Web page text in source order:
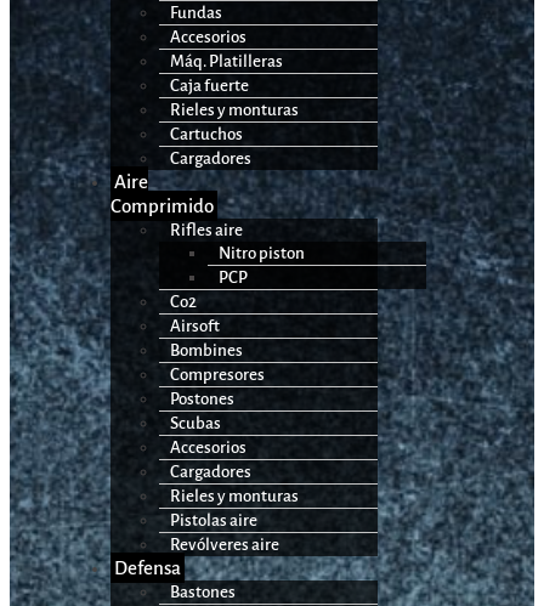
Fundas
Accesorios
Máq. Platilleras
Caja fuerte
Rieles y monturas
Cartuchos
Cargadores
Aire
Comprimido
Rifles aire
Nitro piston
PCP
Co2
Airsoft
Bombines
Compresores
Postones
Scubas
Accesorios
Cargadores
Rieles y monturas
Pistolas aire
Revólveres aire
Defensa
Bastones